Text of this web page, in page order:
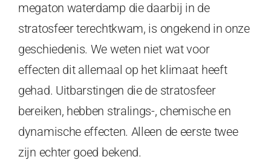
megaton waterdamp die daarbij in de
stratosfeer terechtkwam, is ongekend in onze
geschiedenis. We weten niet wat voor
effecten dit allemaal op het klimaat heeft
gehad. Uitbarstingen die de stratosfeer
bereiken, hebben stralings-, chemische en
dynamische effecten. Alleen de eerste twee
zijn echter goed bekend.